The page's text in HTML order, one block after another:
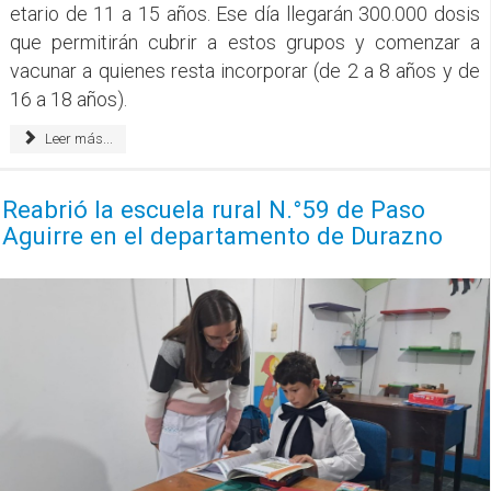
etario de 11 a 15 años. Ese día llegarán 300.000 dosis
que permitirán cubrir a estos grupos y comenzar a
vacunar a quienes resta incorporar (de 2 a 8 años y de
16 a 18 años).
Leer más...
Reabrió la escuela rural N.°59 de Paso
Aguirre en el departamento de Durazno